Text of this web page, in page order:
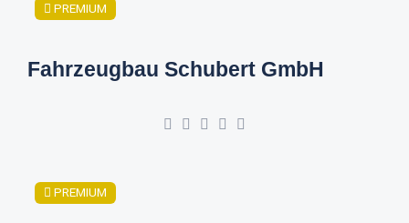
PREMIUM
Fahrzeugbau Schubert GmbH
PREMIUM